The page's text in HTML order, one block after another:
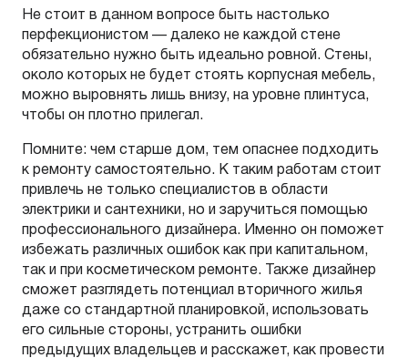
Не стоит в данном вопросе быть настолько
перфекционистом — далеко не каждой стене
обязательно нужно быть идеально ровной. Стены,
около которых не будет стоять корпусная мебель,
можно выровнять лишь внизу, на уровне плинтуса,
чтобы он плотно прилегал.
Помните: чем старше дом, тем опаснее подходить
к ремонту самостоятельно. К таким работам стоит
привлечь не только специалистов в области
электрики и сантехники, но и заручиться помощью
профессионального дизайнера. Именно он поможет
избежать различных ошибок как при капитальном,
так и при косметическом ремонте. Также дизайнер
сможет разглядеть потенциал вторичного жилья
даже со стандартной планировкой, использовать
его сильные стороны, устранить ошибки
предыдущих владельцев и расскажет, как провести